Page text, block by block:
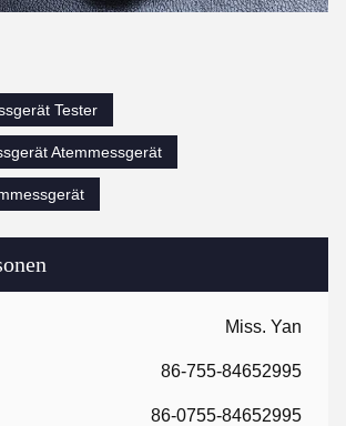
Miss. Yan
86-755-84652995
86-0755-84652995
Tester
Atemmessgerät